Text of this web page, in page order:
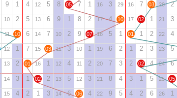
9 1 4 12 5 8 05 7 1 16 3 29 16 7 03 20 2
10 2 5 13 6 9 1 8 2 17 4 10 17 02 1 21 3
11 10 6 14 7 10 2 9 07 18 5 1 01 1 2 22 4
12 1 7 15 03 11 3 10 1 19 6 2 1 2 3 23 5
13 2 01 16 1 12 4 11 2 20 7 3 2 02 4 24 6
14 3 1 02 2 13 5 12 3 21 8 4 3 1 5 25 05
15 4 2 1 3 14 6 06 4 22 9 5 4 2 6 26 1